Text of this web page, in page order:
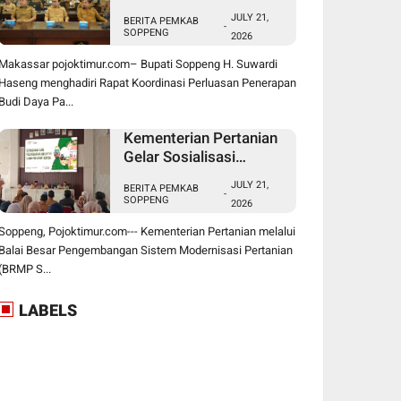
Padi PM-AAS
BERITA PEMKAB
SOPPENG
-
JULY 21,
2026
pojoktimur.com– Bupati Soppeng H. Suwardi
menghadiri Rapat Koordinasi Perluasan Penerapan
Daya Pa...
Kementerian Pertanian
Gelar Sosialisasi
BRMP Sistem di
BERITA PEMKAB
SOPPENG
-
JULY 21,
2026
Pojoktimur.com--- Kementerian Pertanian melalui
Besar Pengembangan Sistem Modernisasi Pertanian
S...
LABELS